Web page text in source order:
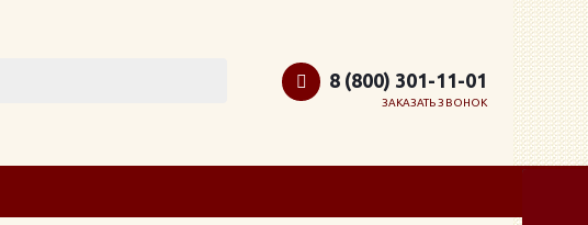
8 (800) 301-11-01
ЗАКАЗАТЬ ЗВОНОК